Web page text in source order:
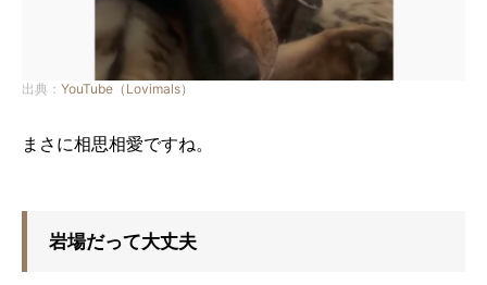
出典： YouTube（Lovimals）
まさに相思相愛ですね。
岩場だって大丈夫